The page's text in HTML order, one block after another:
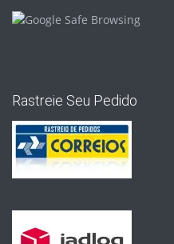
Rastreie Seu Pedido